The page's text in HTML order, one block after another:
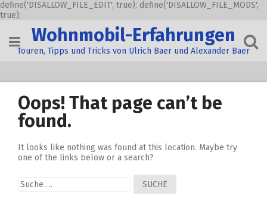
define('DISALLOW_FILE_EDIT', true); define('DISALLOW_FILE_MODS',
true);
content
Wohnmobil-Erfahrungen
Touren, Tipps und Tricks von Ulrich Baer und Alexander Baer
Oops! That page can’t be
found.
It looks like nothing was found at this location. Maybe try
one of the links below or a search?
Suche
nach: